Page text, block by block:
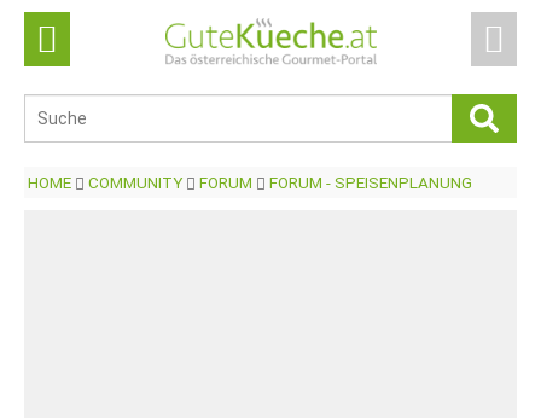
HOME COMMUNITY FORUM FORUM - SPEISENPLANUNG